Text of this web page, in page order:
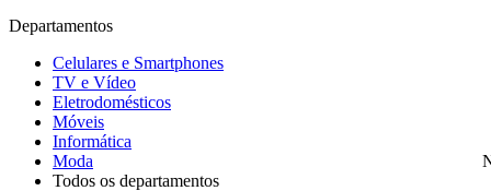
Departamentos
Celulares e Smartphones
TV e Vídeo
Eletrodomésticos
Móveis
Informática
Moda
Todos os departamentos